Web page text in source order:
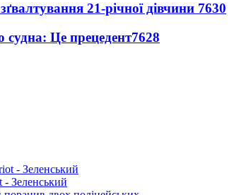
21-річної дівчини 7630
судна: Це прецедент7628
Зеленський